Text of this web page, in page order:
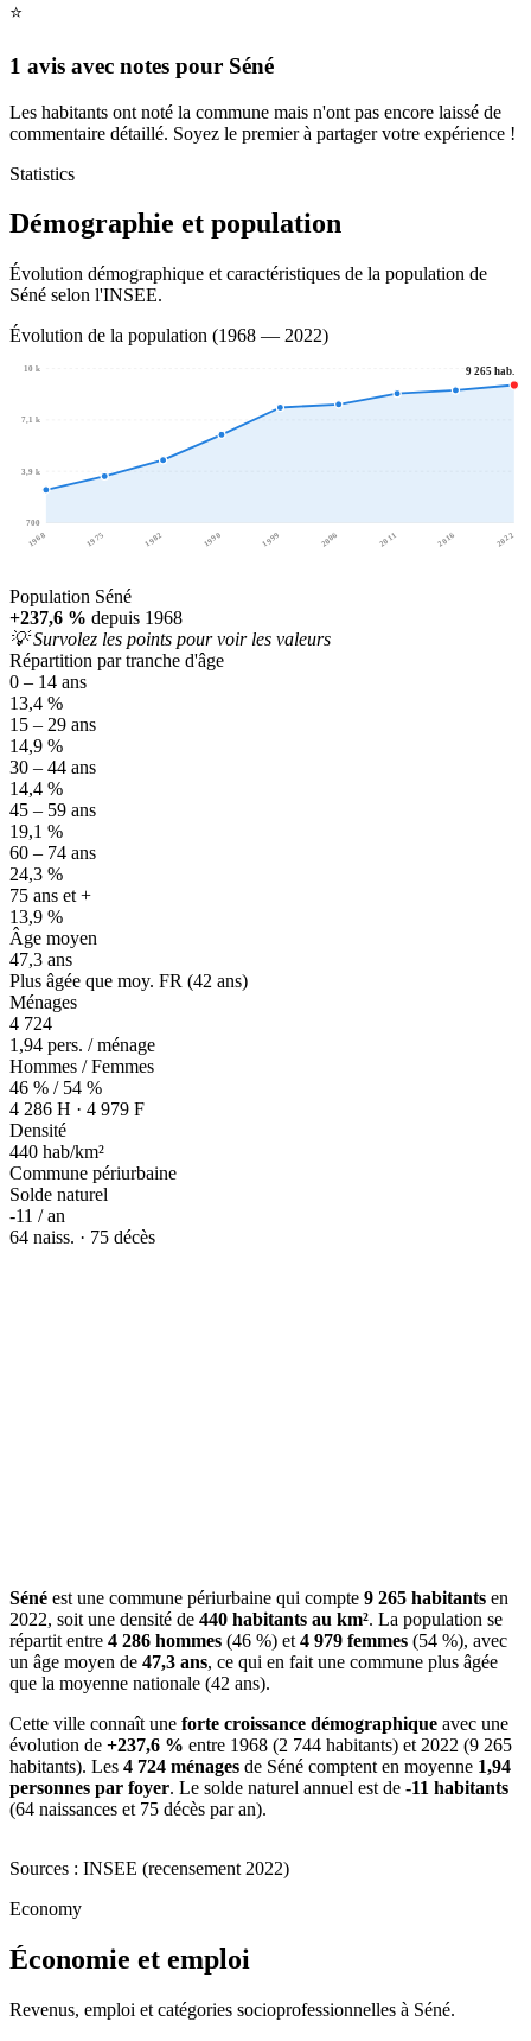
⭐
1 avis avec notes pour Séné
Les habitants ont noté la commune mais n'ont pas encore laissé de
commentaire détaillé. Soyez le premier à partager votre expérience !
Statistics
Démographie et population
Évolution démographique et caractéristiques de la population de
Séné selon l'INSEE.
Évolution de la population (1968 — 2022)
700
3,9 k
7,1 k
10 k
1968 1975 1982 1990 1999 2006 2011 2016 2022
9 265 hab.
Population Séné
+237,6 % depuis 1968
💡 Survolez les points pour voir les valeurs
Répartition par tranche d'âge
0 – 14 ans
13,4 %
15 – 29 ans
14,9 %
30 – 44 ans
14,4 %
45 – 59 ans
19,1 %
60 – 74 ans
24,3 %
75 ans et +
13,9 %
Âge moyen
47,3 ans
Plus âgée que moy. FR (42 ans)
Ménages
4 724
1,94 pers. / ménage
Hommes / Femmes
46 % / 54 %
4 286 H · 4 979 F
Densité
440 hab/km²
Commune périurbaine
Solde naturel
-11 / an
64 naiss. · 75 décès
Séné est une commune périurbaine qui compte 9 265 habitants en
2022, soit une densité de 440 habitants au km². La population se
répartit entre 4 286 hommes (46 %) et 4 979 femmes (54 %), avec
un âge moyen de 47,3 ans, ce qui en fait une commune plus âgée
que la moyenne nationale (42 ans).
Cette ville connaît une forte croissance démographique avec une
évolution de +237,6 % entre 1968 (2 744 habitants) et 2022 (9 265
habitants). Les 4 724 ménages de Séné comptent en moyenne 1,94
personnes par foyer. Le solde naturel annuel est de -11 habitants
(64 naissances et 75 décès par an).
Sources : INSEE (recensement 2022)
Economy
Économie et emploi
Revenus, emploi et catégories socioprofessionnelles à Séné.